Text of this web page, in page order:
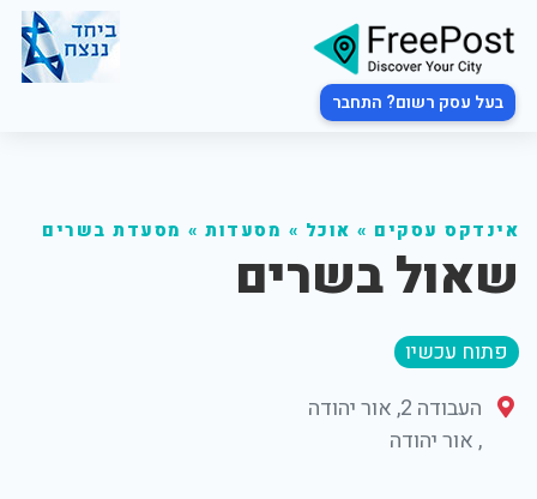
בעל עסק רשום? התחבר
אינדקס עסקים » אוכל » מסעדות » מסעדת בשרים
שאול בשרים
פתוח עכשיו
העבודה 2, אור יהודה
,אור יהודה